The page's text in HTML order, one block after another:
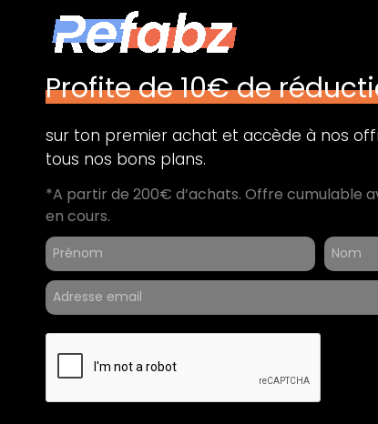
Profite de 10€ de
sur ton premier achat et accède à nos
tous nos bons plans.
*A partir de 200€ d’achats. Offre cumulable
en cours.